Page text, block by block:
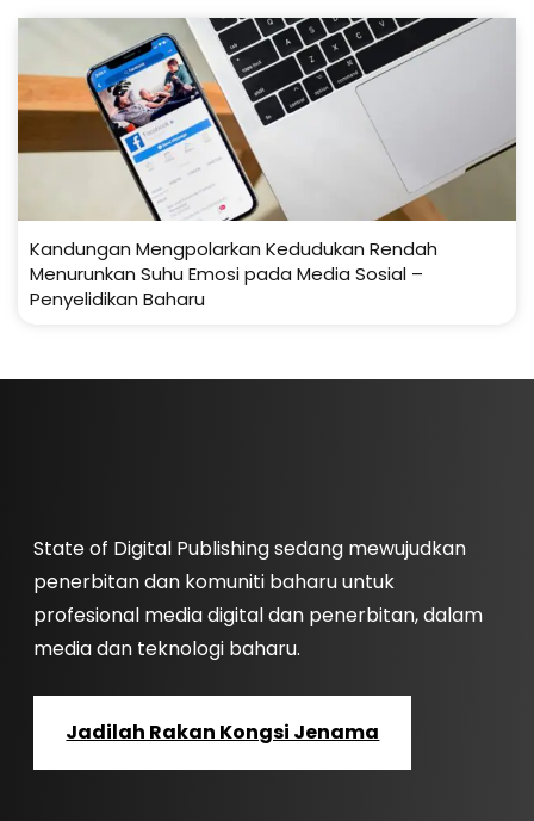
Kandungan Mengpolarkan Kedudukan Rendah
Menurunkan Suhu Emosi pada Media Sosial –
Penyelidikan Baharu
State of Digital Publishing sedang mewujudkan
penerbitan dan komuniti baharu untuk
profesional media digital dan penerbitan, dalam
media dan teknologi baharu.
Jadilah Rakan Kongsi Jenama